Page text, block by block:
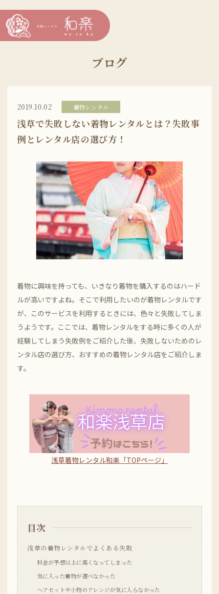
ブログ
2019.10.02 着物レンタル
浅草で失敗しない着物レンタルとは？失敗事
例とレンタル店の選び方！
着物に興味を持っても、いきなり着物を購入するのはハード
ルが高いですよね。そこで利用したいのが着物レンタルです
が、このサービスを利用するときには、色々と失敗してしま
うようです。ここでは、着物レンタルをする時に多くの人が
経験してしまう失敗例をご紹介した後、失敗しないためのレ
ンタル店の選び方、おすすめの着物レンタル店をご紹介しま
す。
浅草着物レンタル和楽「TOPページ」
目次
浅草の着物レンタルでよくある失敗
料金が予想以上に高くなってしまった
気に入った着物が選べなかった
ヘアセットや小物のアレンジが気に入らなかった